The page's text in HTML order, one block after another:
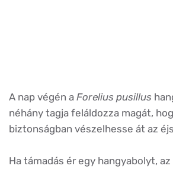
A nap végén a Forelius pusillus
néhány tagja feláldozza magát,
biztonságban vészelhesse át az
Ha támadás ér egy hangyabolyt,